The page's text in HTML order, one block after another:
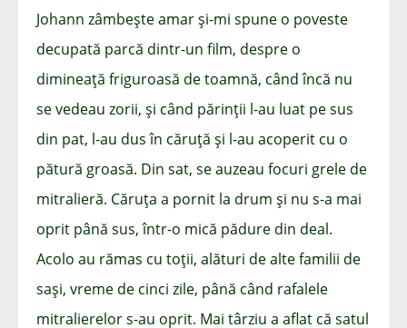
Johann zâmbește amar și-mi spune o poveste
decupată parcă dintr-un film, despre o
dimineață friguroasă de toamnă, când încă nu
se vedeau zorii, și când părinții l-au luat pe sus
din pat, l-au dus în căruță și l-au acoperit cu o
pătură groasă. Din sat, se auzeau focuri grele de
mitralieră. Căruța a pornit la drum și nu s-a mai
oprit până sus, într-o mică pădure din deal.
Acolo au rămas cu toții, alături de alte familii de
sași, vreme de cinci zile, până când rafalele
mitralierelor s-au oprit. Mai târziu a aflat că satul